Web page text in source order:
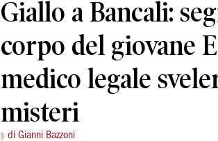
Giallo a Bancali:
corpo del giovane
medico legale
misteri
di Gianni Bazzoni